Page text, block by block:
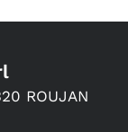
ROUJAN